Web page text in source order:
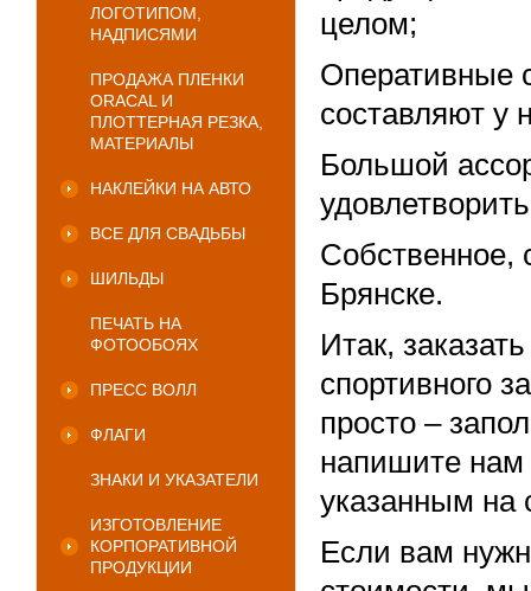
ЛОГОТИПОМ,
НАДПИСЯМИ
ПРОДАЖА ПЛЕНКИ
ORACAL И
ПЛОТТЕРНАЯ РЕЗКА,
МАТЕРИАЛЫ
НАКЛЕЙКИ НА АВТО
ВСЕ ДЛЯ СВАДЬБЫ
ШИЛЬДЫ
ПЕЧАТЬ НА
ФОТООБОЯХ
ПРЕСС ВОЛЛ
ФЛАГИ
ЗНАКИ И УКАЗАТЕЛИ
ИЗГОТОВЛЕНИЕ
КОРПОРАТИВНОЙ
ПРОДУКЦИИ
целом;
Оперативные
составляют у
Большой
Собственное,
Брянске.
Итак,
спортивного
просто –
напишите нам
указанным на
Если вам